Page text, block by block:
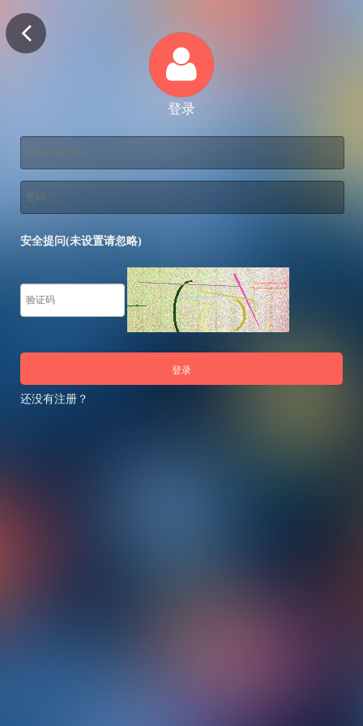
登录
安全提问(未设置请忽略)
登录
还没有注册？